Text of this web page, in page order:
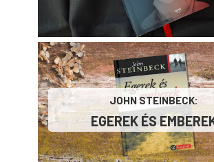
JOHN STEINBECK:
EGEREK ​ÉS